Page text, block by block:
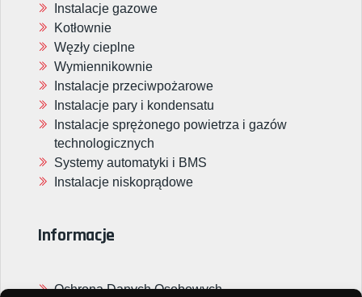
Instalacje gazowe
Kotłownie
Węzły cieplne
Wymiennikownie
Instalacje przeciwpożarowe
Instalacje pary i kondensatu
Instalacje sprężonego powietrza i gazów
technologicznych
Systemy automatyki i BMS
Instalacje niskoprądowe
Informacje
Ochrona Danych Osobowych